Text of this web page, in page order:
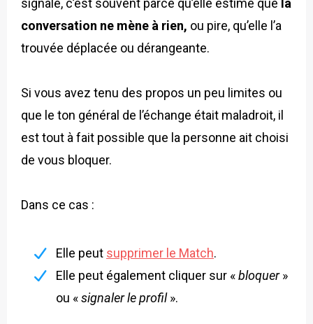
signale, c’est souvent parce qu’elle estime que la
conversation ne mène à rien, ou pire, qu’elle l’a
trouvée déplacée ou dérangeante.
Si vous avez tenu des propos un peu limites ou
que le ton général de l’échange était maladroit, il
est tout à fait possible que la personne ait choisi
de vous bloquer.
Dans ce cas :
Elle peut supprimer le Match.
Elle peut également cliquer sur «bloquer»
ou «signaler le profil».